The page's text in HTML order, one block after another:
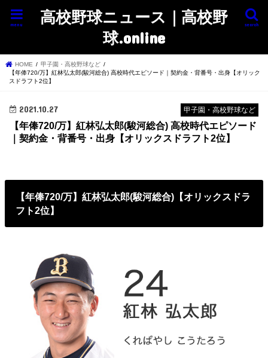
高校野球ニュース｜高校野
球.online
search
menu
HOME
甲子園・高校野球など
【年俸720/万】紅林弘太郎(駿河総合) 高校時代エピソード｜契約金・背番号・出身【オリック
スドラフト2位】
甲子園・高校野球など
2021.10.27
【年俸720/万】紅林弘太郎(駿河総合) 高校時代エピソード
｜契約金・背番号・出身【オリックスドラフト2位】
【年俸720/万】紅林弘太郎(駿河総合)【オリックスドラ
フト2位】